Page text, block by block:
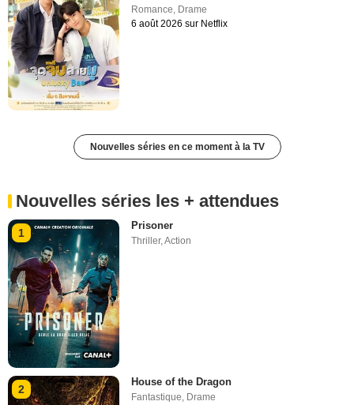
Romance Drame
6 août 2026 sur Netflix
Nouvelles séries en ce moment à la TV
Nouvelles séries les + attendues
1
Prisoner
Thriller,Action
2
House of the Dragon
Fantastique, Drame